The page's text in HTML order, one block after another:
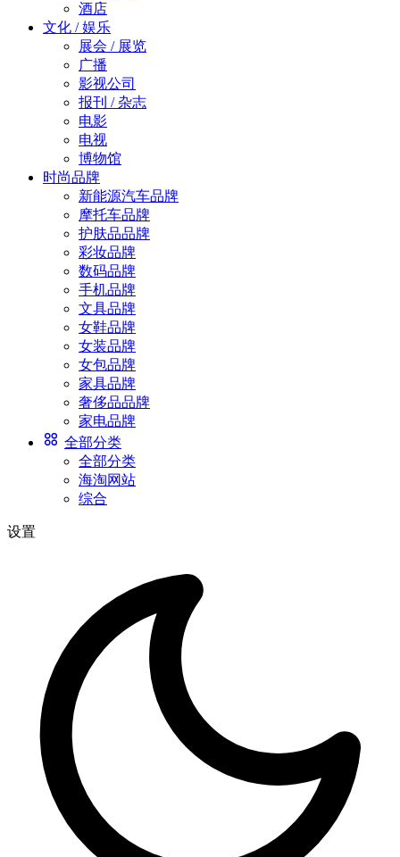
酒店
文化 / 娱乐
展会 / 展览
广播
影视公司
报刊 / 杂志
电影
电视
博物馆
时尚品牌
新能源汽车品牌
摩托车品牌
护肤品品牌
彩妆品牌
数码品牌
手机品牌
文具品牌
女鞋品牌
女装品牌
女包品牌
家具品牌
奢侈品品牌
家电品牌
全部分类
全部分类
海淘网站
综合
设置